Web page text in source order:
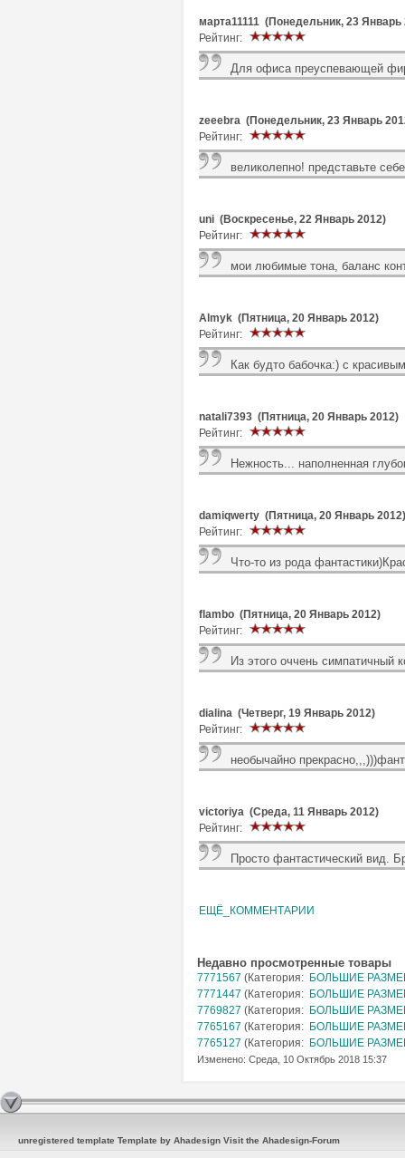
марта11111 (Понедельник, 23 Январь
Рейтинг:
Для офиса преуспевающей
zeeebra (Понедельник, 23 Январь
Рейтинг:
великолепно! представьте
uni (Воскресенье, 22 Январь 2012)
Рейтинг:
мои любимые тона, баланс
Almyk (Пятница, 20 Январь 2012)
Рейтинг:
Как будто бабочка:) с
natali7393 (Пятница, 20 Январь 2012)
Рейтинг:
Нежность... наполненная
damiqwerty (Пятница, 20 Январь 2012)
Рейтинг:
Что-то из рода
flambo (Пятница, 20 Январь 2012)
Рейтинг:
Из этого оччень симпатичный
dialina (Четверг, 19 Январь 2012)
Рейтинг:
необычайно
victoriya (Среда, 11 Январь 2012)
Рейтинг:
Просто фантастический вид.
ЕЩЁ_КОММЕНТАРИИ
Недавно просмотренные товары
7771567 (Категория: БОЛЬШИЕ
7771447 (Категория: БОЛЬШИЕ
7769827 (Категория: БОЛЬШИЕ
7765167 (Категория: БОЛЬШИЕ
7765127 (Категория: БОЛЬШИЕ
Изменено: Среда, 10 Октябрь 2018 15:37
unregistered template Template by Ahadesign Visit the Ahadesign-Forum